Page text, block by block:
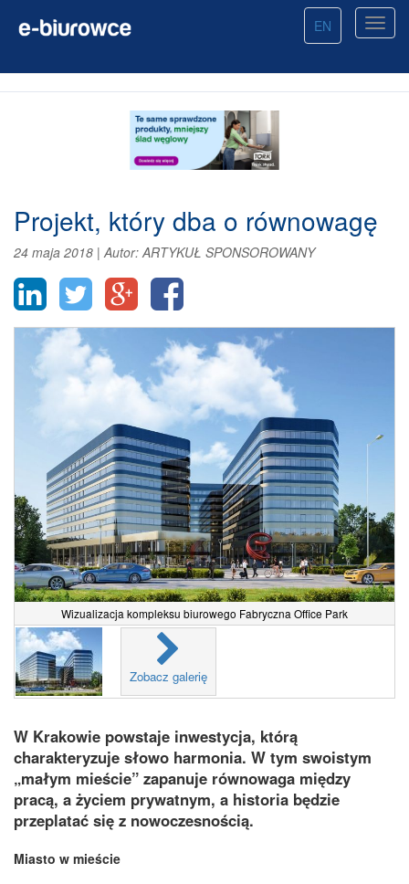
EN
Projekt, który dba o równowagę
24 maja 2018 |Autor:ARTYKUŁ SPONSOROWANY
Wizualizacja kompleksu biurowego Fabryczna Office Park
Zobacz galerię
W Krakowie powstaje inwestycja, którą
charakteryzuje słowo harmonia. W tym swoistym
„małym mieście” zapanuje równowaga między
pracą, a życiem prywatnym, a historia będzie
przeplatać się z nowoczesnością.
Miasto w mieście